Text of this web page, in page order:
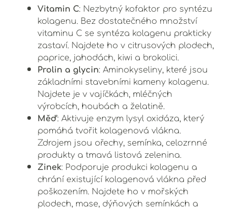
Vitamin C: Nezbytný kofaktor pro syntézu
kolagenu. Bez dostatečného množství
vitaminu C se syntéza kolagenu prakticky
zastaví. Najdete ho v citrusových plodech,
paprice, jahodách, kiwi a brokolici.
Prolin a glycin: Aminokyseliny, které jsou
základními stavebními kameny kolagenu.
Najdete je v vajíčkách, mléčných
výrobcích, houbách a želatině.
Měď: Aktivuje enzym lysyl oxidáza, který
pomáhá tvořit kolagenová vlákna.
Zdrojem jsou ořechy, semínka, celozrnné
produkty a tmavá listová zelenina.
Zinek: Podporuje produkci kolagenu a
chrání existující kolagenová vlákna před
poškozením. Najdete ho v mořských
plodech, mase, dýňových semínkách a